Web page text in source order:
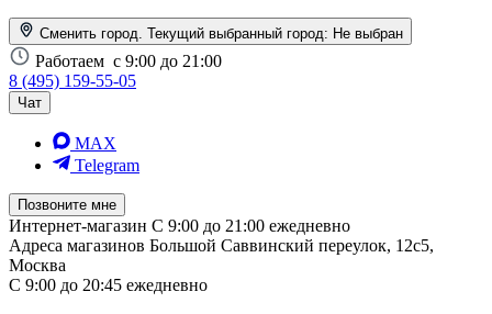
Сменить город. Текущий выбранный город: Не выбран
Работаем с 9:00 до 21:00
8 (495) 159-55-05
Чат
MAX
Telegram
Позвоните мне
Интернет-магазин С 9:00 до 21:00 ежедневно
Адреса магазинов Большой Саввинский переулок, 12с5,
Москва
С 9:00 до 20:45 ежедневно